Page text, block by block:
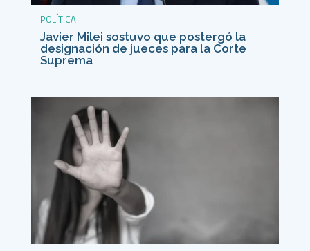
POLÍTICA
Javier Milei sostuvo que postergó la
designación de jueces para la Corte
Suprema